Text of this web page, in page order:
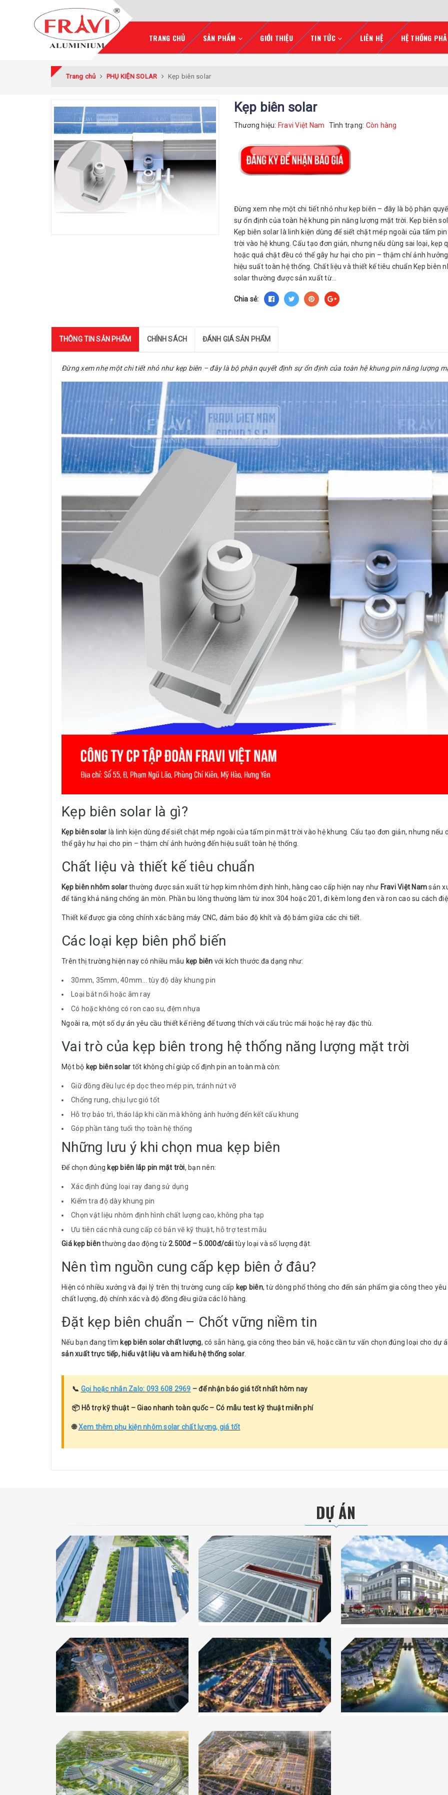
TRANG CHỦ SẢN PHẨM GIỚI THIỆU TIN TỨC LIÊN HỆ HỆ THỐNG
Trang chủ PHỤ KIỆN SOLAR Kẹp biên solar
Kẹp biên solar
Thương hiệu: Fravi Việt Nam Tình trạng: Còn hàng
Đừng xem nhẹ một chi tiết nhỏ như kẹp biên – đây là bộ phận
sự ổn định của toàn hệ khung pin năng lượng mặt trời. Kẹp biên
Kẹp biên solar là linh kiện dùng để siết chặt mép ngoài của tấm
trời vào hệ khung. Cấu tạo đơn giản, nhưng nếu dùng sai loại, kẹp
hoặc quá chặt đều có thể gây hư hại cho pin – thậm chí ảnh
hiệu suất toàn hệ thống. Chất liệu và thiết kế tiêu chuẩn Kẹp biên
solar thường được sản xuất từ...
Chia sẻ:
THÔNG TIN SẢN PHẨM CHÍNH SÁCH ĐÁNH GIÁ SẢN PHẨM
Đừng xem nhẹ một chi tiết nhỏ như kẹp biên – đây là bộ phận quyết định sự ổn định của toàn hệ khung pin năng lượng
Kẹp biên solar là gì?
Kẹp biên solar là linh kiện dùng để siết chặt mép ngoài của tấm pin mặt trời vào hệ khung. Cấu tạo đơn giản, nhưng nếu
thể gây hư hại cho pin – thậm chí ảnh hưởng đến hiệu suất toàn hệ thống.
Chất liệu và thiết kế tiêu chuẩn
Kẹp biên nhôm solarthường được sản xuất từ hợp kim nhôm định hình, hàng cao cấp hiện nay như Fravi Việt Namsản
để tăng khả năng chống ăn mòn. Phần bu lông thường làm từ inox 304 hoặc 201, đi kèm long đen và ron cao su cách
Thiết kế được gia công chính xác bằng máy CNC, đảm bảo độ khít và độ bám giữa các chi tiết.
Các loại kẹp biên phổ biến
Trên thị trường hiện nay có nhiều mẫu kẹp biên với kích thước đa dạng như:
30mm, 35mm, 40mm... tùy độ dày khung pin
Loại bắt nổi hoặc âm ray
Có hoặc không có ron cao su, đệm nhựa
Ngoài ra, một số dự án yêu cầu thiết kế riêng để tương thích với cấu trúc mái hoặc hệ ray đặc thù.
Vai trò của kẹp biên trong hệ thống năng lượng mặt trời
Một bộ kẹp biên solar tốt không chỉ giúp cố định pin an toàn mà còn:
Giữ đồng đều lực ép dọc theo mép pin, tránh nứt vỡ
Chống rung, chịu lực gió tốt
Hỗ trợ bảo trì, tháo lắp khi cần mà không ảnh hưởng đến kết cấu khung
Góp phần tăng tuổi thọ toàn hệ thống
Những lưu ý khi chọn mua kẹp biên
Để chọn đúng kẹp biên lắp pin mặt trời, bạn nên:
Xác định đúng loại ray đang sử dụng
Kiểm tra độ dày khung pin
Chọn vật liệu nhôm định hình chất lượng cao, không pha tạp
Ưu tiên các nhà cung cấp có bản vẽ kỹ thuật, hỗ trợ test mẫu
Giá kẹp biênthường dao động từ2.500đ – 5.000đ/cáitùy loại và số lượng đặt.
Nên tìm nguồn cung cấp kẹp biên ở đâu?
Hiện có nhiều xưởng và đại lý trên thị trường cung cấp kẹp biên, từ dòng phổ thông cho đến sản phẩm gia công theo
chất lượng, độ chính xác và độ đồng đều giữa các lô hàng.
Đặt kẹp biên chuẩn – Chốt vững niềm tin
Nếu bạn đang tìm kẹp biên solar chất lượng, có sẵn hàng, gia công theo bản vẽ, hoặc cần tư vấn chọn đúng loại cho
sản xuất trực tiếp, hiểu vật liệu và am hiểu hệ thống solar.
📞 Gọi hoặc nhắn Zalo: 093 608 2969 – để nhận báo giá tốt nhất hôm nay
📦 Hỗ trợ kỹ thuật – Giao nhanh toàn quốc – Có mẫu test kỹ thuật miễn phí
🌐Xem thêm phụ kiện nhôm solar chất lượng, giá tốt
DỰ ÁN